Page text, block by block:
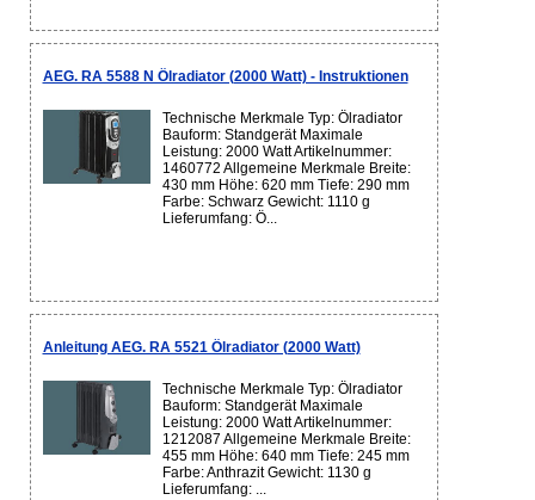
AEG. RA 5588 N Ölradiator (2000 Watt) - Instruktionen
Technische Merkmale Typ: Ölradiator
Bauform: Standgerät Maximale
Leistung: 2000 Watt Artikelnummer:
1460772 Allgemeine Merkmale Breite:
430 mm Höhe: 620 mm Tiefe: 290 mm
Farbe: Schwarz Gewicht: 1110 g
Lieferumfang: Ö...
Anleitung AEG. RA 5521 Ölradiator (2000 Watt)
Technische Merkmale Typ: Ölradiator
Bauform: Standgerät Maximale
Leistung: 2000 Watt Artikelnummer:
1212087 Allgemeine Merkmale Breite:
455 mm Höhe: 640 mm Tiefe: 245 mm
Farbe: Anthrazit Gewicht: 1130 g
Lieferumfang: ...